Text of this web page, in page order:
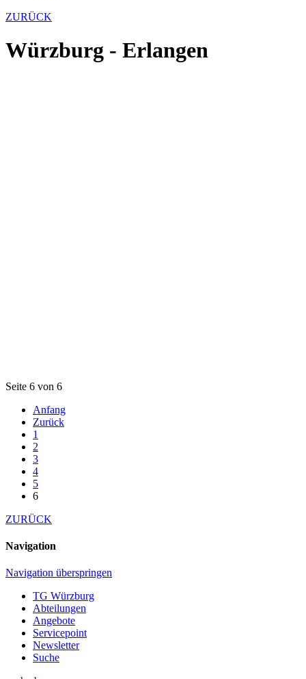
ZURÜCK
Würzburg - Erlangen
Seite 6 von 6
Anfang
Zurück
1
2
3
4
5
6
ZURÜCK
Navigation
Navigation überspringen
TG Würzburg
Abteilungen
Angebote
Servicepoint
Newsletter
Suche